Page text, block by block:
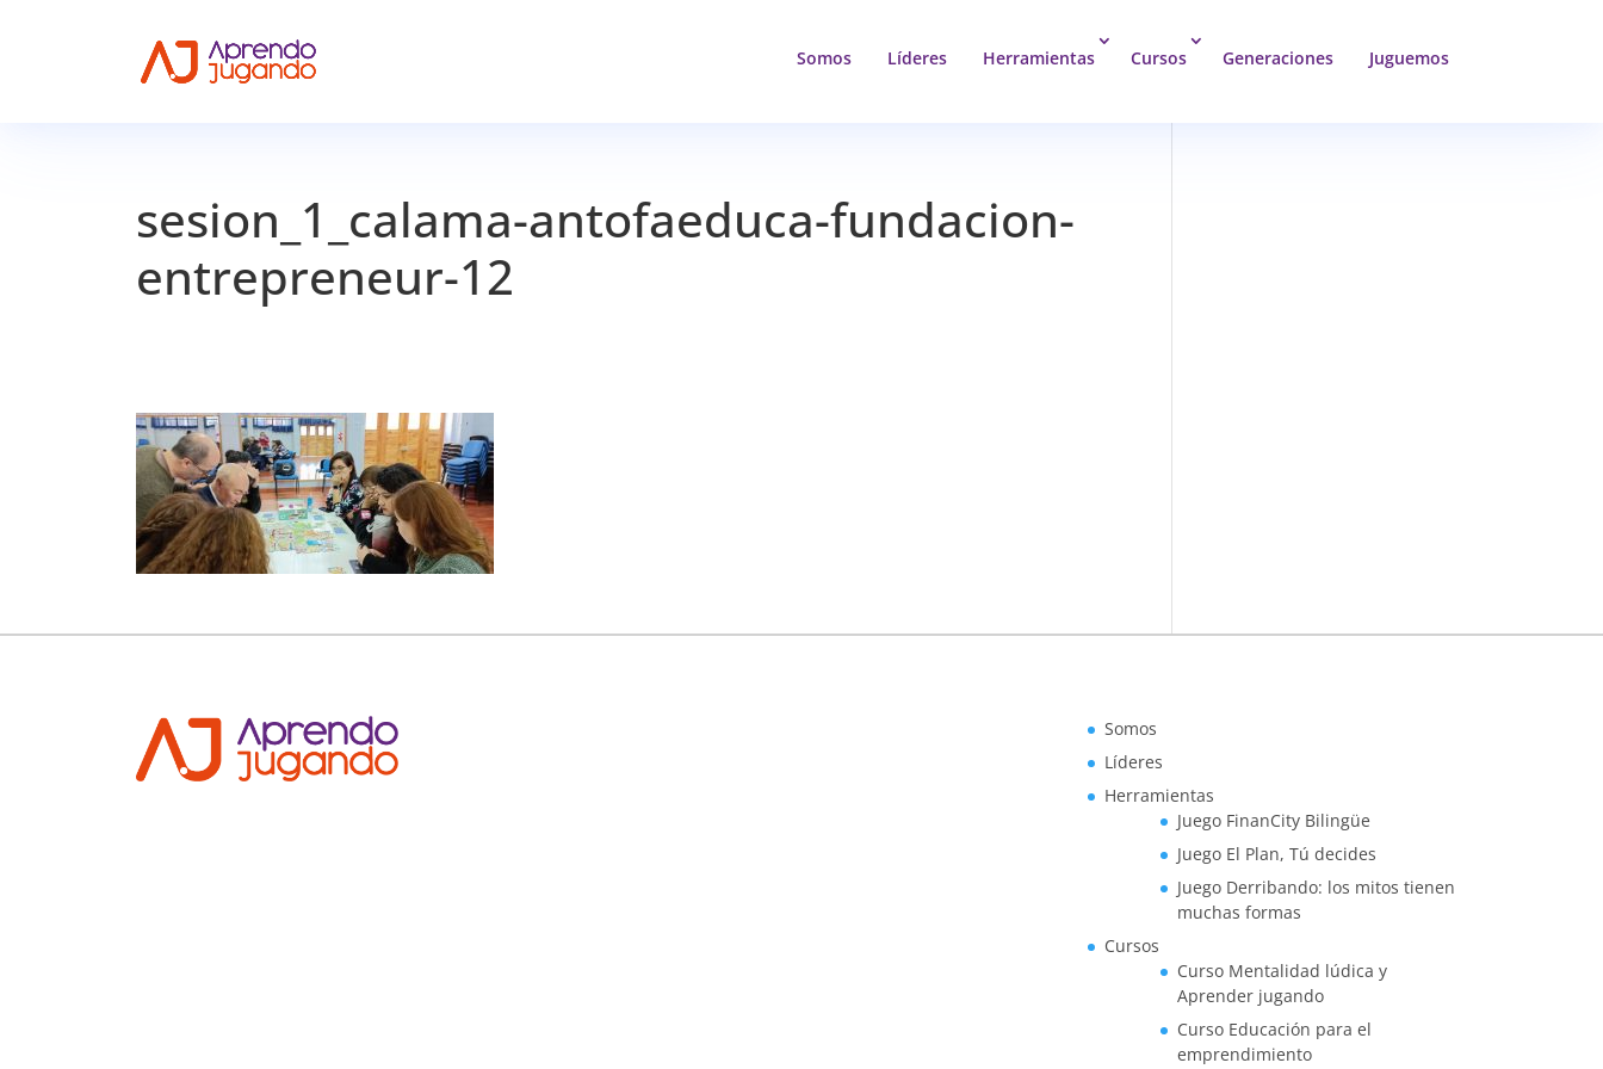
Somos Líderes Herramientas Cursos Generaciones Juguemos
sesion_1_calama-antofaeduca-fundacion-
entrepreneur-12
Somos
Líderes
Herramientas
Juego FinanCity Bilingüe
Juego El Plan, Tú decides
Juego Derribando: los mitos tienen
muchas formas
Cursos
Curso Mentalidad lúdica y
Aprender jugando
Curso Educación para el
emprendimiento